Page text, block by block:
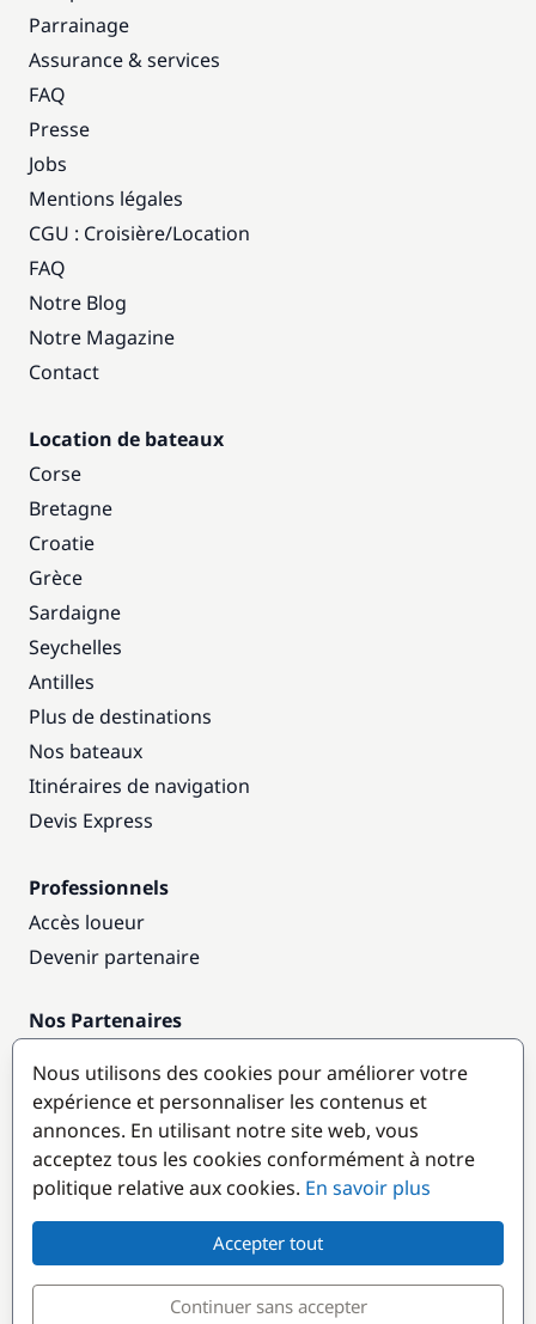
Parrainage
Assurance & services
FAQ
Presse
Jobs
Mentions légales
CGU : Croisière/Location
FAQ
Notre Blog
Notre Magazine
Contact
Location de bateaux
Corse
Bretagne
Croatie
Grèce
Sardaigne
Seychelles
Antilles
Plus de destinations
Nos bateaux
Itinéraires de navigation
Devis Express
Professionnels
Accès loueur
Devenir partenaire
Nos Partenaires
Destinations populaires
Nous utilisons des cookies pour améliorer votre
expérience et personnaliser les contenus et
annonces. En utilisant notre site web, vous
acceptez tous les cookies conformément à notre
politique relative aux cookies. En savoir plus
Accepter tout
Continuer sans accepter